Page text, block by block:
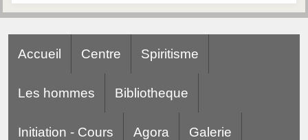
Accueil Centre Spiritisme
Les hommes Bibliotheque
Initiation - Cours Agora Galerie